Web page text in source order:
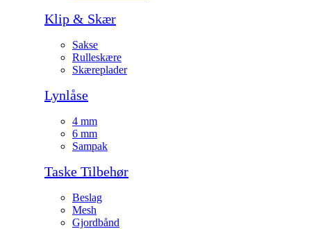
Klip & Skær
Sakse
Rulleskære
Skæreplader
Lynlåse
4 mm
6 mm
Sampak
Taske Tilbehør
Beslag
Mesh
Gjordbånd